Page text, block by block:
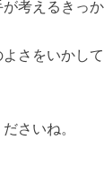
考えるきっか
さをいかし
さいね。